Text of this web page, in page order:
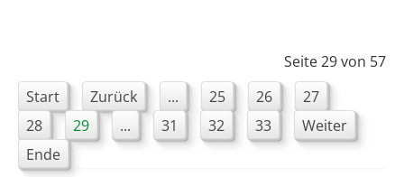
Seite 29 von 57
Start
Zurück ... 25 26
27
28
29 ... 31 32 33
Weiter
Ende